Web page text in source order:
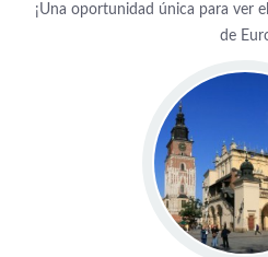
¡Una oportunidad única para ver
de